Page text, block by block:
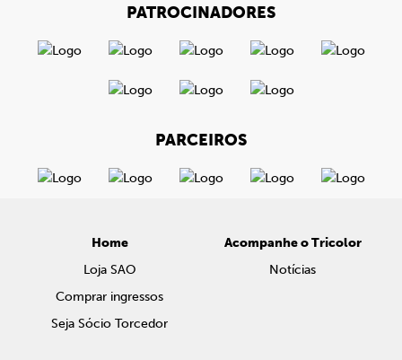
PATROCINADORES
PARCEIROS
Home
Loja SAO
Comprar ingressos
Seja Sócio Torcedor
Acompanhe o Tricolor
Notícias